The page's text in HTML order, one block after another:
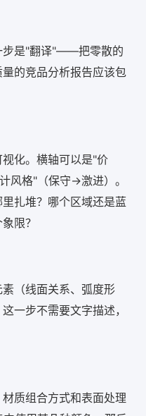
步是"翻译"——把零散的
的竞品分析报告应该包
化。横轴可以是"价
风格"（保守→激进）。
扎堆？哪个区域还是蓝
限？
（线面关系、弧度形
一步不需要文字描述，
质组合方式和表面处理